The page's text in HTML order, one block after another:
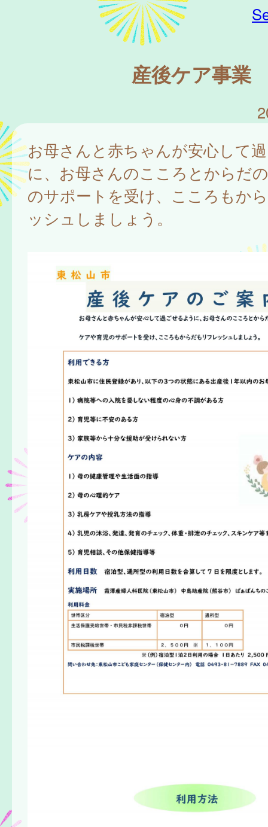
産後ケア事業
お母さんと赤ちゃんが安心して
に、お母さんのこころとからだ
のサポートを受け、こころもか
ッシュしましょう。